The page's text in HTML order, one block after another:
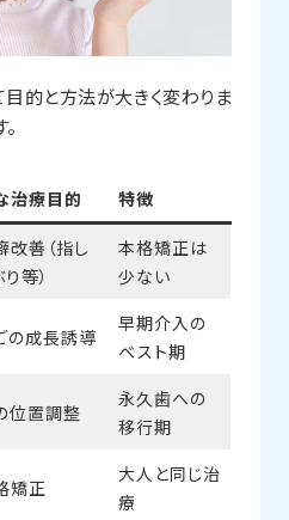
的と方法が大きく変わりま
治療目的 特徴
改善（指し
等）
本格矯正は
少ない
の成長誘導
早期介入の
ベスト期
位置調整
永久歯への
移行期
矯正
大人と同じ治
療